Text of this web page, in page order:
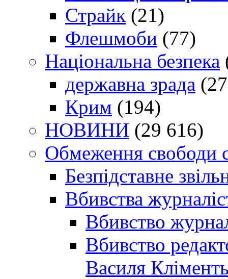
Страйк (21)
Флешмоби (77)
Національна безпека
державна зрада
Крим (194)
НОВИНИ (29 616)
Обмеження свободи
Безпідставне
Вбивства
Вбивство
Вбивство
Василя